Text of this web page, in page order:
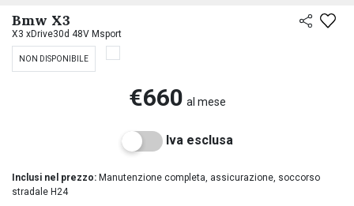
Bmw X3
X3 xDrive30d 48V Msport
NON DISPONIBILE
€660 al mese
Iva esclusa
Inclusi nel prezzo: Manutenzione completa, assicurazione, soccorso
stradale H24